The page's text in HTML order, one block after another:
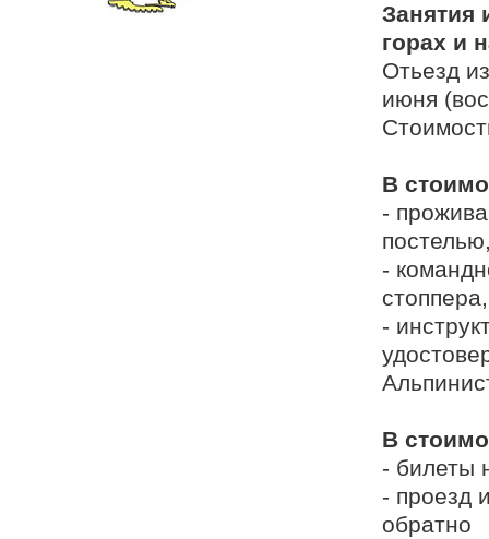
Занятия
горах и
Отьезд
июня
В
-
-
-
В
- билеты
- проезд
обратно